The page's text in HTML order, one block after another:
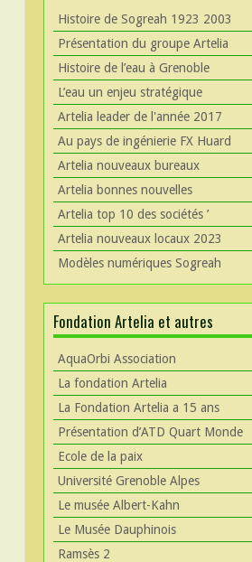
Histoire de Sogreah 1923 2003
Présentation du groupe Artelia
Histoire de l’eau à Grenoble
L’eau un enjeu stratégique
Artelia leader de l'année 2017
Au pays de ingénierie FX Huard
Artelia nouveaux bureaux
Artelia bonnes nouvelles
Artelia top 10 des sociétés ’
Artelia nouveaux locaux 2023
Modèles numériques Sogreah
Fondation Artelia et autres
AquaOrbi Association
La fondation Artelia
La Fondation Artelia a 15 ans
Présentation d’ATD Quart Monde
Ecole de la paix
Université Grenoble Alpes
Le musée Albert-Kahn
Le Musée Dauphinois
Ramsès 2